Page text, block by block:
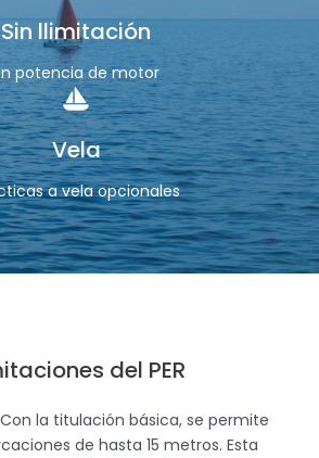
Sin llimitación
potencia de motor
Vela
a vela opcionales
del PER
la titulación básica, se permite
de hasta 15 metros. Esta